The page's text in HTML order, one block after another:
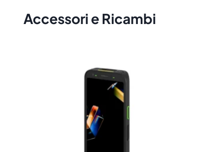
Accessori e Ricambi